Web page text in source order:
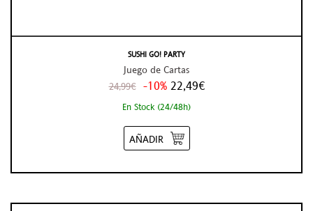
SUSHI GO! PARTY
Juego de Cartas
24,99€ -10% 22,49€
En Stock (24/48h)
AÑADIR